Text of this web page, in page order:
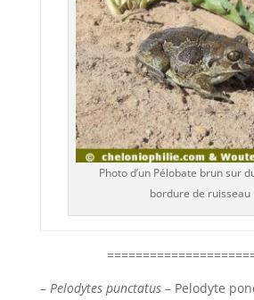
Photo d’un Pélobate brun sur
bordure de ruisseau
– Pelodytes punctatus– Pelodyte